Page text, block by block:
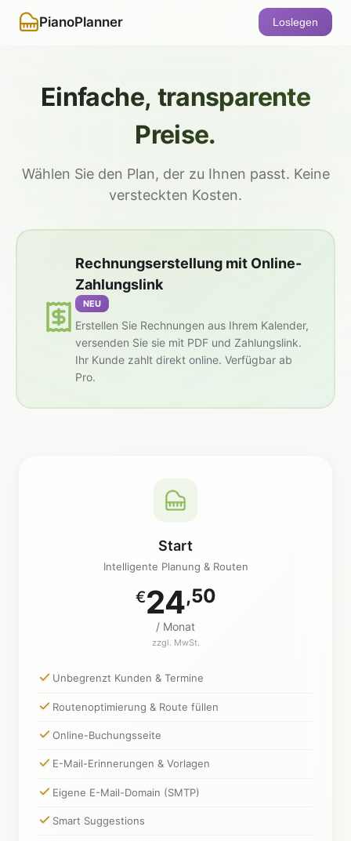
PianoPlanner Loslegen
Einfache, transparente
Preise.
Wählen Sie den Plan, der zu Ihnen passt. Keine
versteckten Kosten.
Rechnungserstellung mit Online-
Zahlungslink
NEU
Erstellen Sie Rechnungen aus Ihrem Kalender,
versenden Sie sie mit PDF und Zahlungslink.
Ihr Kunde zahlt direkt online. Verfügbar ab
Pro.
Start
Intelligente Planung & Routen
€24,50
/ Monat
zzgl. MwSt.
Unbegrenzt Kunden & Termine
Routenoptimierung & Route füllen
Online-Buchungsseite
E-Mail-Erinnerungen & Vorlagen
Eigene E-Mail-Domain (SMTP)
Smart Suggestions